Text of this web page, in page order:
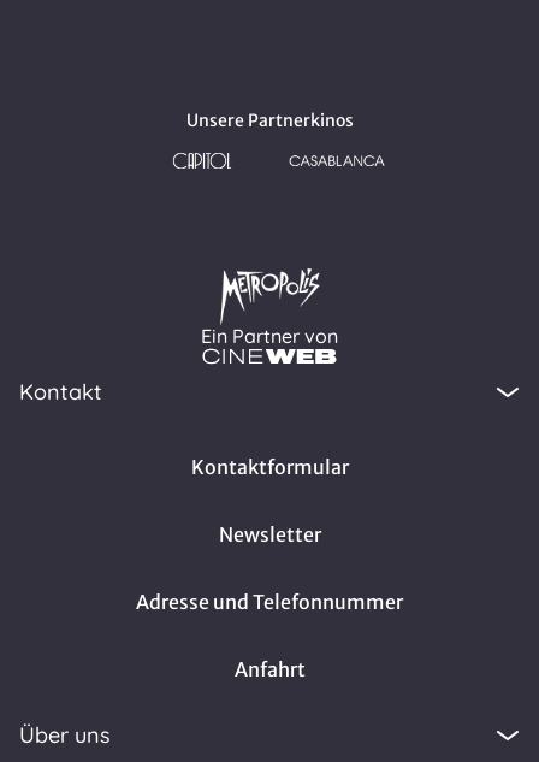
Unsere Partnerkinos
Ein Partner von
Kontakt
Kontaktformular
Newsletter
Adresse und Telefonnummer
Anfahrt
Über uns